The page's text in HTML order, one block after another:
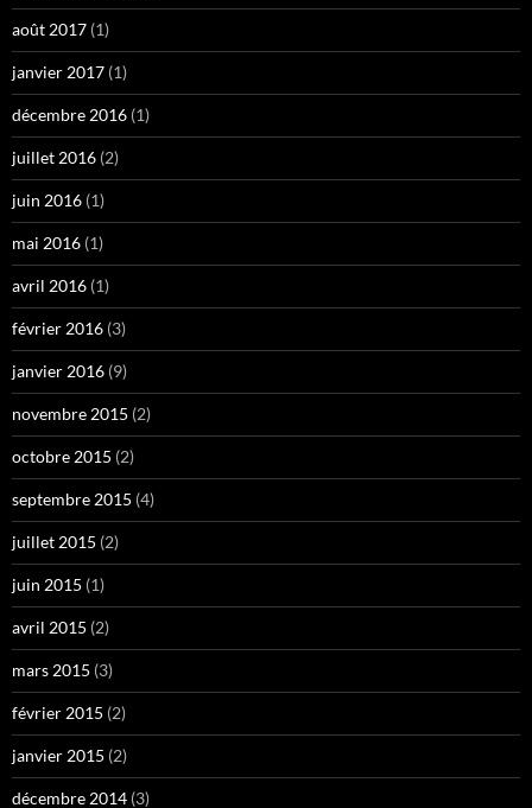
août 2017 (1)
janvier 2017 (1)
décembre 2016 (1)
juillet 2016 (2)
juin 2016 (1)
mai 2016 (1)
avril 2016 (1)
février 2016 (3)
janvier 2016 (9)
novembre 2015 (2)
octobre 2015 (2)
septembre 2015 (4)
juillet 2015 (2)
juin 2015 (1)
avril 2015 (2)
mars 2015 (3)
février 2015 (2)
janvier 2015 (2)
décembre 2014 (3)